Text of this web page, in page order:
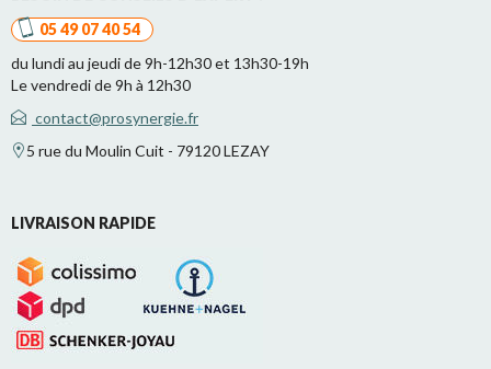
05 49 07 40 54
du lundi au jeudi de 9h-12h30 et 13h30-19h
Le vendredi de 9h à 12h30
contact@prosynergie.fr
5 rue du Moulin Cuit - 79120 LEZAY
LIVRAISON RAPIDE